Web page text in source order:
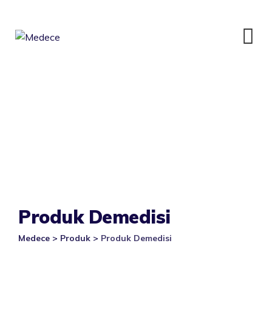
content
Produk Demedisi
Medece > Produk > Produk Demedisi